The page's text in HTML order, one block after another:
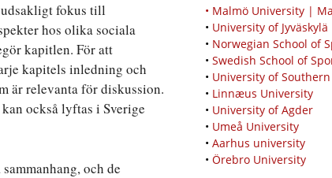
fokus till
hos olika sociala
kapitlen. För att
kapitels inledning och
är relevanta för diskussion.
också lyftas i Sverige
och de
• Malmö University |
• University of Jyväskylä
• Norwegian School of
• Swedish School of
• University of
• Linnæus University
• University of Agder
• Umeå University
• Aarhus university
• Örebro University